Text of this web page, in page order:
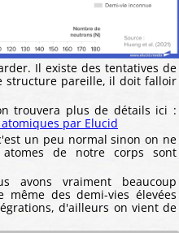
Il existe des tentatives de
structure pareille, il doit falloir
trouvera plus de détails ici :
par Elucid
un peu normal sinon on ne
de notre corps sont
avons vraiment beaucoup
des demi-vies élevées
d'ailleurs on vient de